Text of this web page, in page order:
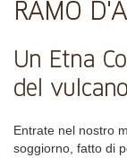
RAMO
Un Etna
del vulcano
Entrate nel nostro
soggiorno, fatto di